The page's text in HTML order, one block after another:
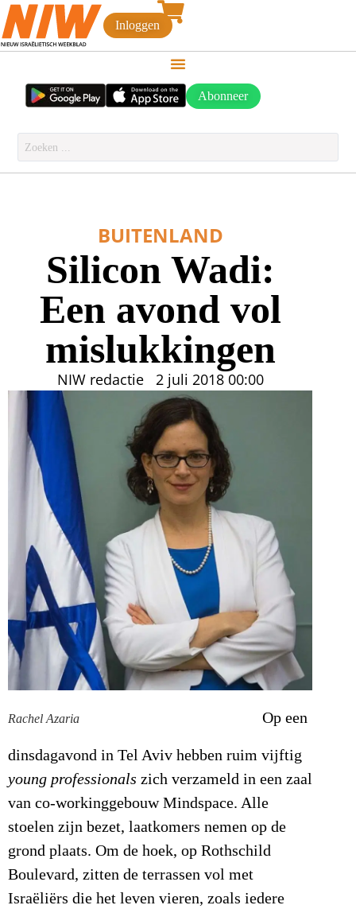
Inloggen
Abonneer
BUITENLAND
Silicon Wadi:
Een avond vol
mislukkingen
NIW redactie 2 juli 2018 00:00
Rachel Azaria Op een
dinsdagavond in Tel Aviv hebben ruim vijftig
young professionals zich verzameld in een zaal
van co-workinggebouw Mindspace. Alle
stoelen zijn bezet, laatkomers nemen op de
grond plaats. Om de hoek, op Rothschild
Boulevard, zitten de terrassen vol met
Israëliërs die het leven vieren, zoals iedere